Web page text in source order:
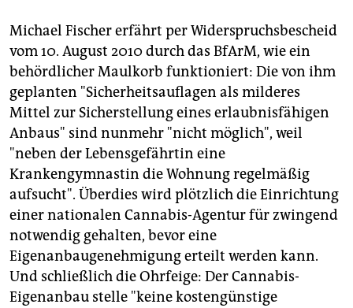
Michael Fischer erfährt per Widerspruchsbescheid
vom 10. August 2010 durch das BfArM, wie ein
behördlicher Maulkorb funktioniert: Die von ihm
geplanten "Sicherheitsauflagen als milderes
Mittel zur Sicherstellung eines erlaubnisfähigen
Anbaus" sind nunmehr "nicht möglich", weil
"neben der Lebensgefährtin eine
Krankengymnastin die Wohnung regelmäßig
aufsucht". Überdies wird plötzlich die Einrichtung
einer nationalen Cannabis-Agentur für zwingend
notwendig gehalten, bevor eine
Eigenanbaugenehmigung erteilt werden kann.
Und schließlich die Ohrfeige: Der Cannabis-
Eigenanbau stelle "keine kostengünstige